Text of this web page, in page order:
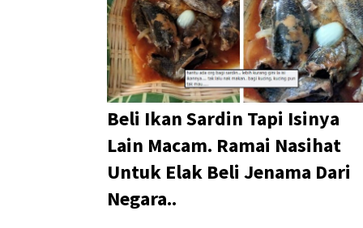
Beli Ikan Sardin Tapi Isinya
Lain Macam. Ramai Nasihat
Untuk Elak Beli Jenama Dari
Negara..